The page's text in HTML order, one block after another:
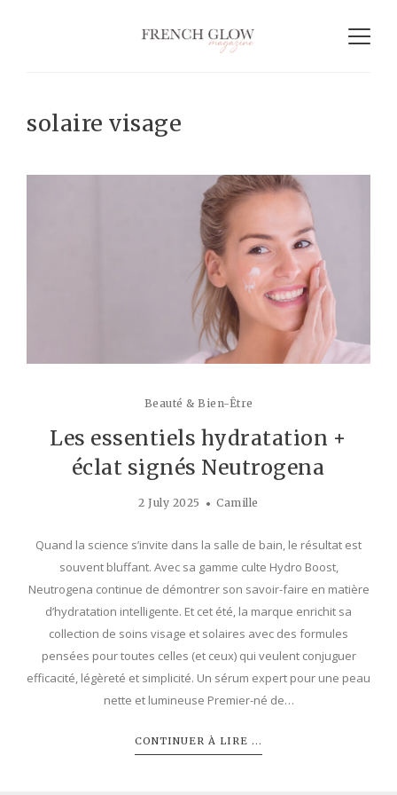
solaire visage
Beauté & Bien-Être
Les essentiels hydratation +
éclat signés Neutrogena
2 July 2025 Camille
Quand la science s’invite dans la salle de bain, le résultat est
souvent bluffant. Avec sa gamme culte Hydro Boost,
Neutrogena continue de démontrer son savoir-faire en matière
d’hydratation intelligente. Et cet été, la marque enrichit sa
collection de soins visage et solaires avec des formules
pensées pour toutes celles (et ceux) qui veulent conjuguer
efficacité, légèreté et simplicité. Un sérum expert pour une peau
nette et lumineuse Premier-né de…
CONTINUER À LIRE ...